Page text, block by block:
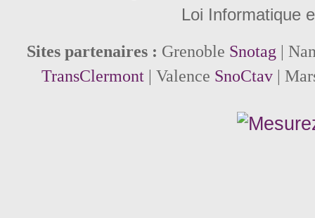
Loi Informatique
Sites partenaires : Grenoble Snotag |
TransClermont| Valence SnoCtav|